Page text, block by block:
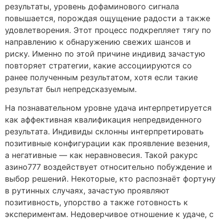
результаты, уровень дофаминового сигнала
повышается, порождая ощущение радости а также
удовлетворения. Этот процесс подкрепляет тягу по
направлению к обнаружению свежих шансов и
риску. Именно по этой причине индивид зачастую
повторяет стратегии, какие ассоциируются со
ранее полученным результатом, хотя если такие
результат был непредсказуемым.
На познавательном уровне удача интерпретируется
как аффективная квалификация непредвиденного
результата. Индивиды склонны интерпретировать
позитивные конфигурации как проявление везения,
а негативные — как неравновесия. Такой ракурс
азино777 воздействует относительно побуждение и
выбор решений. Некоторые, кто распознаёт фортуну
в рутинных случаях, зачастую проявляют
позитивность, упорство а также готовность к
экспериментам. Недоверчивое отношение к удаче, с